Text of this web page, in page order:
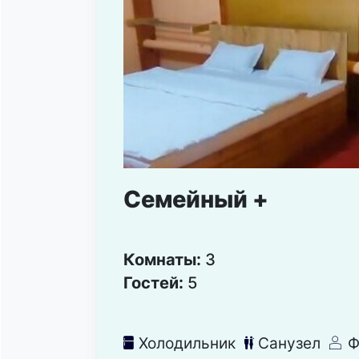
Семейный +
Комнаты: 3
Гостей: 5
녒 Холодильник 댃 Санузел 덶